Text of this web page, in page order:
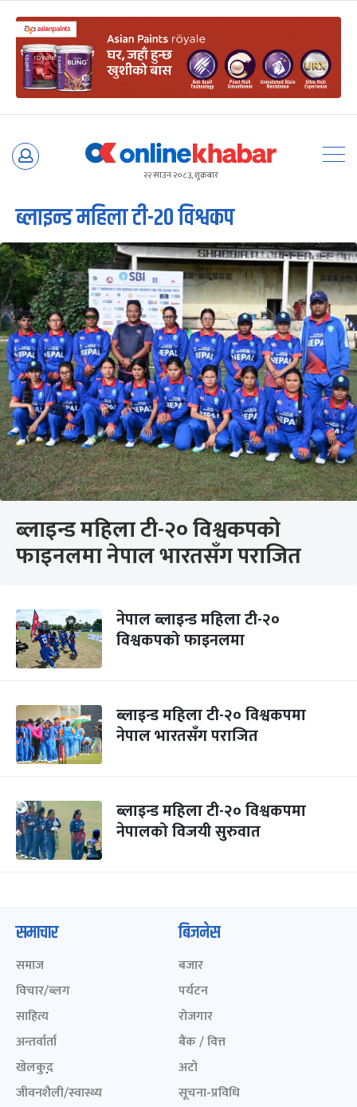
Skip
२२ साउन २०८३, शुक्रबार
ब्लाइन्ड महिला टी-२० विश्वकप
ब्लाइन्ड महिला टी-२० विश्वकपको
फाइनलमा नेपाल भारतसँग पराजित
नेपाल ब्लाइन्ड महिला टी-२०
विश्वकपको फाइनलमा
ब्लाइन्ड महिला टी-२० विश्वकपमा
नेपाल भारतसँग पराजित
ब्लाइन्ड महिला टी-२० विश्वकपमा
नेपालको विजयी सुरुवात
समाचार
समाज
विचार/ब्लग
साहित्य
अन्तर्वार्ता
खेलकुद़़
जीवनशैली/स्वास्थ्य
बिजनेस
बजार
पर्यटन
रोजगार
बैंक / वित्त
अटो
सूचना-प्रविधि